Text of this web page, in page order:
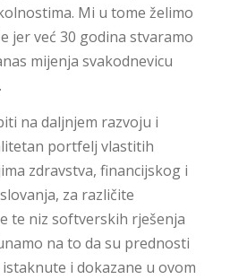
Mi u tome želimo
jer već 30 godina stvaramo
mijenja svakodnevicu
na daljnjem razvoju i
portfelj vlastitih
zdravstva, financijskog i
za različite
te niz softverskih rješenja
na to da su prednosti
i dokazane u ovom